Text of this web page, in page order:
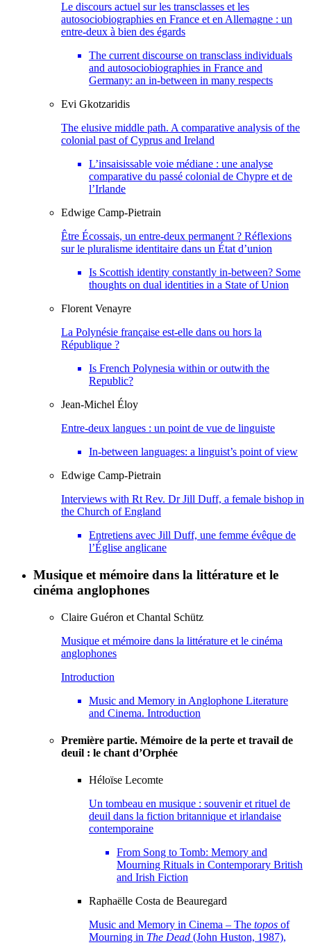
Le discours actuel sur les transclasses et les
autosociobiographies en France et en Allemagne : un
entre-deux à bien des égards
The current discourse on transclass individuals
and autosociobiographies in France and
Germany: an in-between in many respects
Evi Gkotzaridis
The elusive middle path. A comparative analysis of the
colonial past of Cyprus and Ireland
L’insaisissable voie médiane : une analyse
comparative du passé colonial de Chypre et de
l’Irlande
Edwige Camp-Pietrain
Être Écossais, un entre-deux permanent ? Réflexions
sur le pluralisme identitaire dans un État d’union
Is Scottish identity constantly in-between? Some
thoughts on dual identities in a State of Union
Florent Venayre
La Polynésie française est-elle dans ou hors la
République ?
Is French Polynesia within or outwith the
Republic?
Jean-Michel Éloy
Entre-deux langues : un point de vue de linguiste
In-between languages: a linguist’s point of view
Edwige Camp-Pietrain
Interviews with Rt Rev. Dr Jill Duff, a female bishop in
the Church of England
Entretiens avec Jill Duff, une femme évêque de
l’Église anglicane
Musique et mémoire dans la littérature et le
cinéma anglophones
Claire Guéron et Chantal Schütz
Musique et mémoire dans la littérature et le cinéma
anglophones
Introduction
Music and Memory in Anglophone Literature
and Cinema. Introduction
Première partie. Mémoire de la perte et travail de
deuil : le chant d’Orphée
Héloïse Lecomte
Un tombeau en musique : souvenir et rituel de
deuil dans la fiction britannique et irlandaise
contemporaine
From Song to Tomb: Memory and
Mourning Rituals in Contemporary British
and Irish Fiction
Raphaëlle Costa de Beauregard
Music and Memory in Cinema – The topos of
Mourning in The Dead (John Huston, 1987),